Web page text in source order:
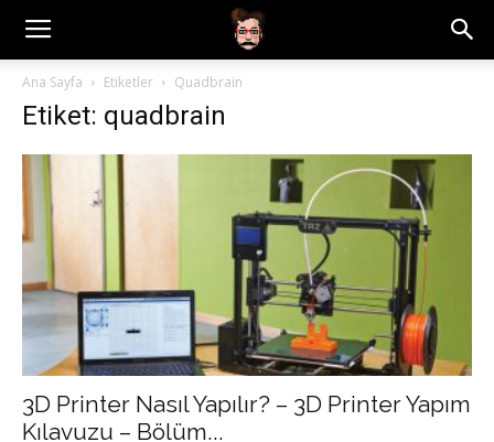
Ana Sayfa Etiketler Quadbrain
Etiket: quadbrain
3D Printer Nasıl Yapılır? – 3D Printer Yapım
Kılavuzu – Bölüm...